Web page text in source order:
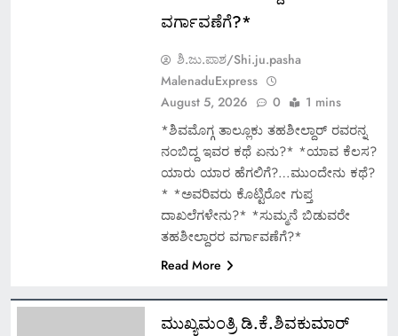
ವರ್ಗಾವಣೆಗೆ?*
ಶಿ.ಜು.ಪಾಶ/Shi.ju.pasha
MalenaduExpress
August 5, 2026
0 1 mins
*ಶಿವಮೊಗ್ಗ ತಾಲ್ಲೂಕು ತಹಶೀಲ್ದಾರ್ ರವರನ್ನ
ನಂಬಿದ್ದ ಇವರ ಕಥೆ ಏನು?* *ಯಾವ ಕೆಲಸ?
ಯಾರು ಯಾರ ಹೆಗಲಿಗೆ?…ಮುಂದೇನು ಕಥೆ?
* *ಅವರಿವರು ಕೊಟ್ಟಿರೋ ಗುಪ್ತ
ದಾಖಲೆಗಳೇನು?* *ಸುಮ್ಮನೆ ಬಿಡುವರೇ
ತಹಶೀಲ್ದಾರರ ವರ್ಗಾವಣೆಗೆ?*
Read More
ಮುಖ್ಯಮಂತ್ರಿ ಡಿ.ಕೆ.ಶಿವಕುಮಾರ್